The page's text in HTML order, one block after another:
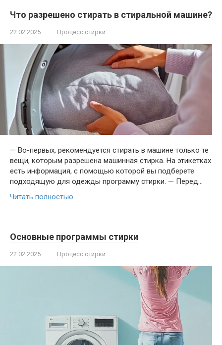
Что разрешено стирать в стиральной машине?
22.02.2025 Процесс стирки
— Во-первых, рекомендуется стирать в машине только те
вещи, которым разрешена машинная стирка. На этикетках
есть информация, с помощью которой вы подберете
подходящую для одежды программу стирки. — Перед…
Читать полностью
Основные программы стирки
22.02.2025 Процесс стирки